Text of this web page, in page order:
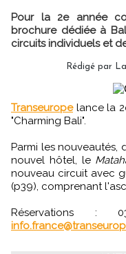
Pour la 2e année
brochure dédiée à
circuits individuels et
Rédigé par
Transeuropelance la
"Charming Bali".
Parmi les nouveautés,
nouvel hôtel, le
nouveau circuit avec
(p39), comprenant
Réservations :